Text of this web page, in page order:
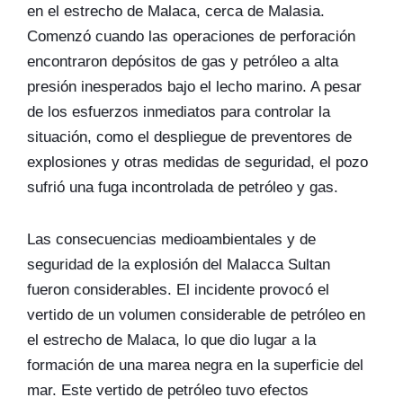
en el estrecho de Malaca, cerca de Malasia.
Comenzó cuando las operaciones de perforación
encontraron depósitos de gas y petróleo a alta
presión inesperados bajo el lecho marino. A pesar
de los esfuerzos inmediatos para controlar la
situación, como el despliegue de preventores de
explosiones y otras medidas de seguridad, el pozo
sufrió una fuga incontrolada de petróleo y gas.
Las consecuencias medioambientales y de
seguridad de la explosión del Malacca Sultan
fueron considerables. El incidente provocó el
vertido de un volumen considerable de petróleo en
el estrecho de Malaca, lo que dio lugar a la
formación de una marea negra en la superficie del
mar. Este vertido de petróleo tuvo efectos